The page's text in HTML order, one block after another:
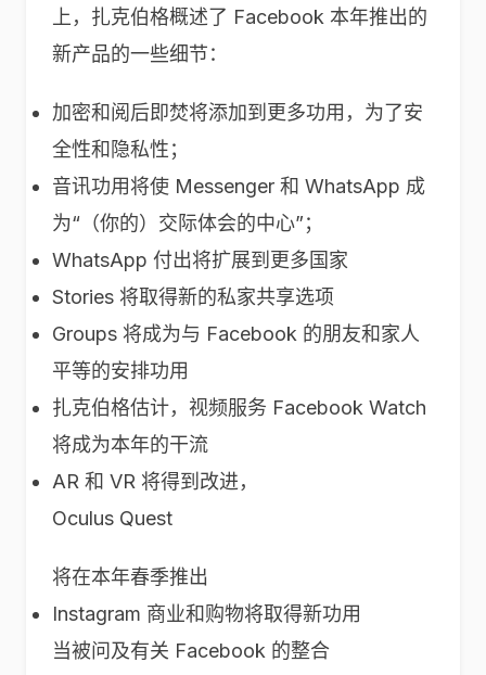
上，扎克伯格概述了 Facebook 本年推出的
新产品的一些细节：
加密和阅后即焚将添加到更多功用，为了安
全性和隐私性；
音讯功用将使 Messenger 和 WhatsApp 成
为“（你的）交际体会的中心”；
WhatsApp 付出将扩展到更多国家
Stories 将取得新的私家共享选项
Groups 将成为与 Facebook 的朋友和家人
平等的安排功用
扎克伯格估计，视频服务 Facebook Watch
将成为本年的干流
AR 和 VR 将得到改进，
Oculus Quest
将在本年春季推出
Instagram 商业和购物将取得新功用
当被问及有关 Facebook 的整合